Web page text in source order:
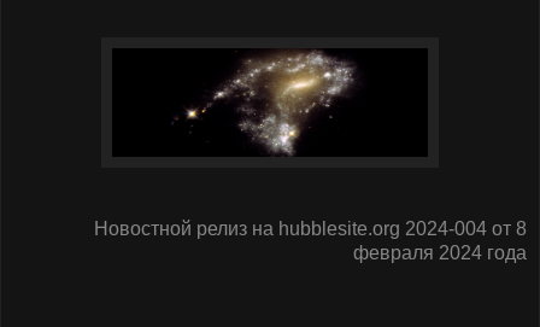
Новостной релиз на hubblesite.org 2024-004 от 8
февраля 2024 года